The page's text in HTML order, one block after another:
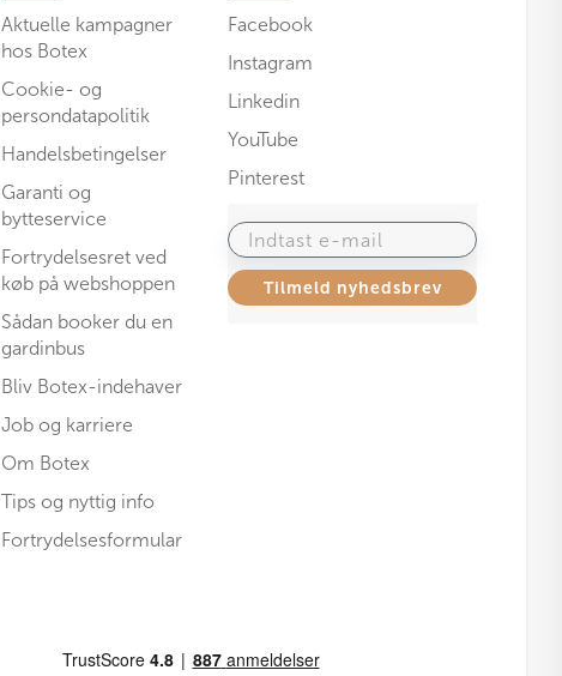
Aktuelle kampagner
hos Botex
Cookie- og
persondatapolitik
Handelsbetingelser
Garanti og
bytteservice
Fortrydelsesret ved
køb på webshoppen
Sådan booker du en
gardinbus
Bliv Botex-indehaver
Job og karriere
Om Botex
Tips og nyttig info
Fortrydelsesformular
Facebook
Instagram
Linkedin
YouTube
Pinterest
Indtast e-mail
Tilmeld nyhedsbrev